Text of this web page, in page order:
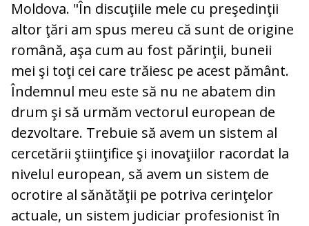
Moldova. "În discuţiile mele cu preşedinţii
altor ţări am spus mereu că sunt de origine
română, aşa cum au fost părinţii, buneii
mei şi toţi cei care trăiesc pe acest pământ.
Îndemnul meu este să nu ne abatem din
drum şi să urmăm vectorul european de
dezvoltare. Trebuie să avem un sistem al
cercetării ştiinţifice şi inovaţiilor racordat la
nivelul european, să avem un sistem de
ocrotire al sănătăţii pe potriva cerinţelor
actuale, un sistem judiciar profesionist în